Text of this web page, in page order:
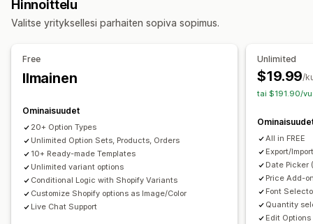
Useiden kohteiden valinta
Mukautettu teksti Lahjan paketointi
Esikatselu
Tuoteversioiden näyttäminen
Hinnoittelu
Mukautettu hinnoittelu
Versiokohtaiset lisämaksut Asennusmaksut
Premium-lisämaksut
Varasto
Varastosta loppuneiden tuotteiden piilottaminen
Hinnoittelu
Valitse yrityksellesi parhaiten sopiva sopimus.
Free
Ilmainen
Ominaisuudet
20+ Option Types
Unlimited Option Sets, Products, Orders
10+ Ready-made Templates
Unlimited variant options
Conditional Logic with Shopify Variants
Customize Shopify options as Image/Color
Live Chat Support
Unlimited
$19.99/
tai $191.90/
All in FREE
Export/
Date Picker
Price Add-
Font
Quantity
Edit